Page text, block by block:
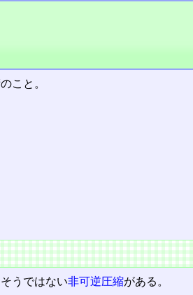
こと。
うではない非可逆圧縮がある。